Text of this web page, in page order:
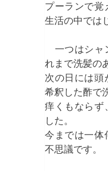
プーランで覚
生活の中では
一つはシャ
れまで洗髪の
次の日には頭
希釈した酢で
痒くもならず
した。
今までは一体
不思議です。